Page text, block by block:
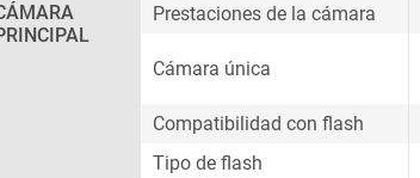
Prestaciones de la cámara
Cámara única
Compatibilidad con flash
Tipo de flash